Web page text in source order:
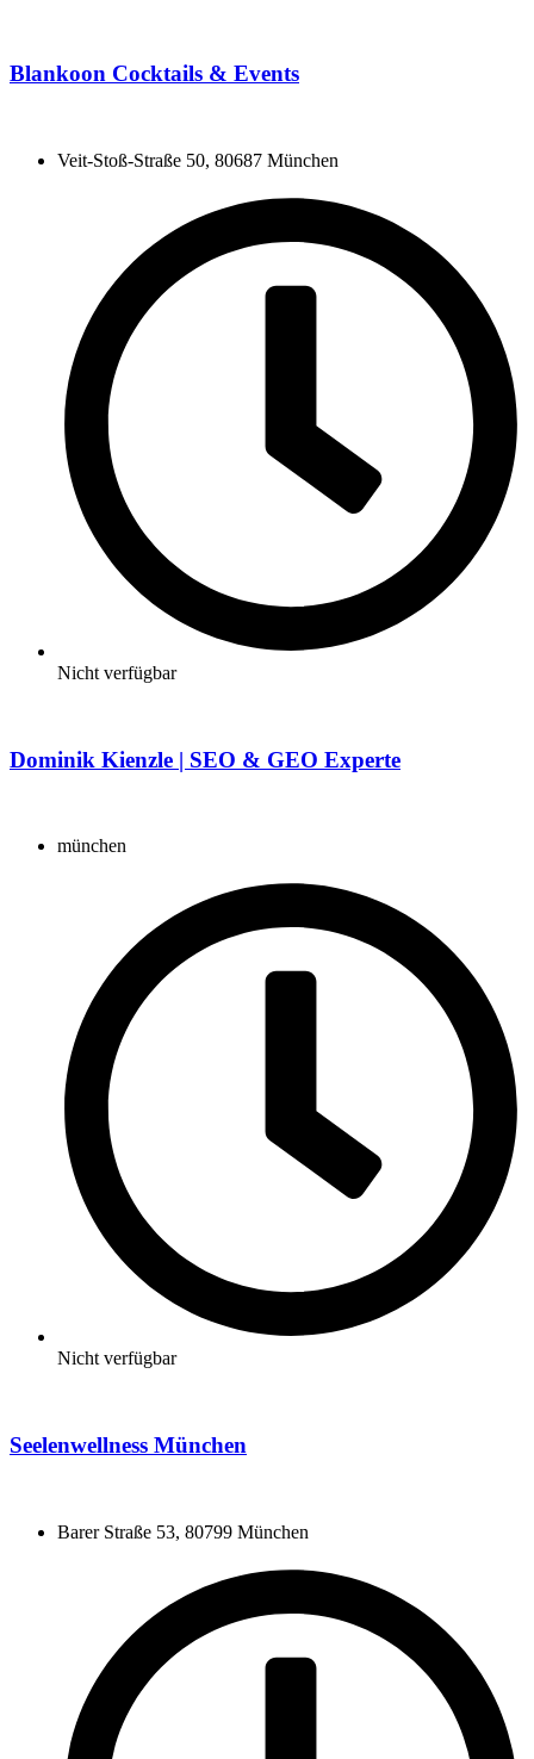
Blankoon Cocktails & Events
Veit-Stoß-Straße 50, 80687 München
Nicht verfügbar
Dominik Kienzle | SEO & GEO Experte
münchen
Nicht verfügbar
Seelenwellness München
Barer Straße 53, 80799 München